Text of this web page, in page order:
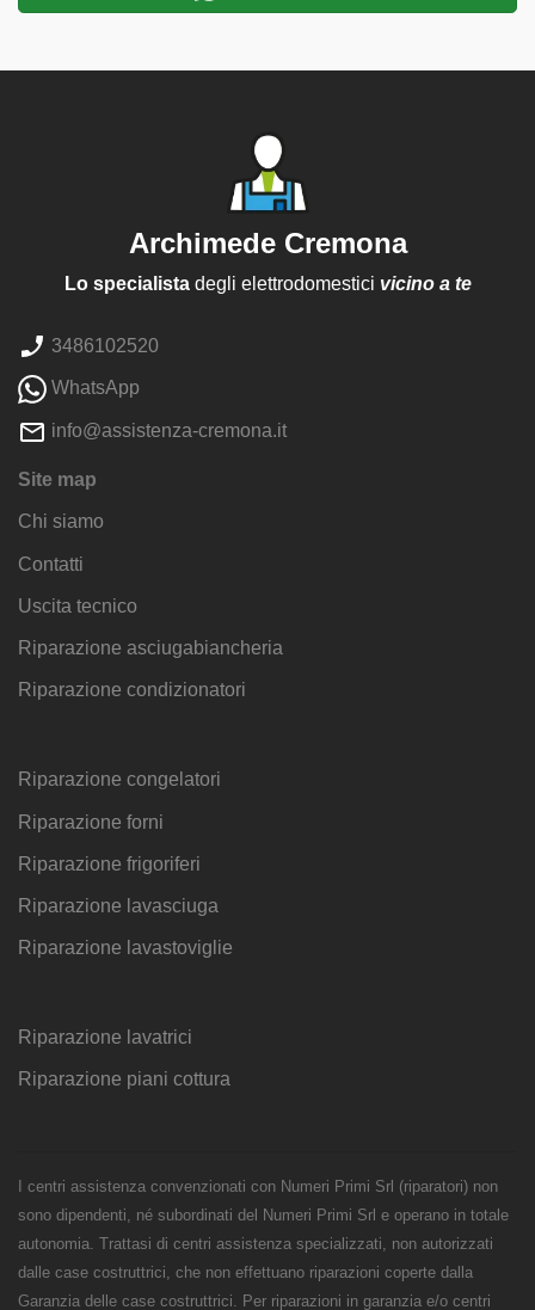
Archimede Cremona
Lo specialistadegli elettrodomestici vicino a te
3486102520
WhatsApp
info@assistenza-cremona.it
Site map
Chi siamo
Contatti
Uscita tecnico
Riparazione asciugabiancheria
Riparazione condizionatori
Riparazione congelatori
Riparazione forni
Riparazione frigoriferi
Riparazione lavasciuga
Riparazione lavastoviglie
Riparazione lavatrici
Riparazione piani cottura
I centri assistenza convenzionati con Numeri Primi Srl (riparatori) non
sono dipendenti, né subordinati del Numeri Primi Srl e operano in totale
autonomia. Trattasi di centri assistenza specializzati, non autorizzati
dalle case costruttrici, che non effettuano riparazioni coperte dalla
Garanzia delle case costruttrici. Per riparazioni in garanzia e/o centri